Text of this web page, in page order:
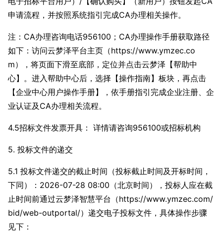
申请流程，并按照系统指引完成CA办理相关操作。
注：CA办理咨询电话956100；CA办理操作手册获取路径
如下：访问云梦泽平台主页（https://www.ymzec.co
m），将页面下滑至底部，定位并点击云梦泽【帮助中
心】。进入帮助中心后，选择【操作指南】板块，再点击
【企业中心用户操作手册】，依手册指引完成企业注册、企
业认证及CA办理相关流程。
4.5招标文件发票开具： 详情请咨询956100或招标机构
5. 投标文件的递交
5.1 投标文件递交的截止时间（投标截止时间及开标时间，
下同）：2026-07-28 08:00（北京时间），投标人应在截
止时间前通过云梦泽智慧平台（https://www.ymzec.com/
bid/web-outportal/）递交电子投标文件，具体操作步骤
见下：